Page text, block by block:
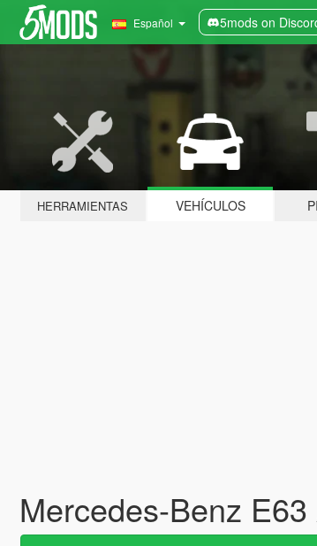
Español 5mods on
HERRAMIENTAS VEHÍCULOS
Mercedes-Benz